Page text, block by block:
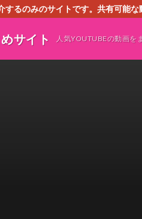
するのみのサイトです。共有可能
サイト 人気YOUTUBEの動画を